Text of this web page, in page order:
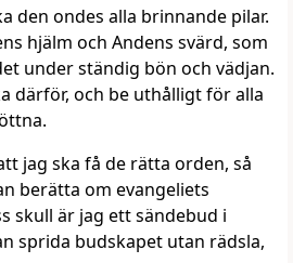
den ondes alla brinnande pilar.
hjälm och Andens svärd, som
under ständig bön och vädjan.
därför, och be uthålligt för alla
jag ska få de rätta orden, så
berätta om evangeliets
skull är jag ett sändebud i
sprida budskapet utan rädsla,